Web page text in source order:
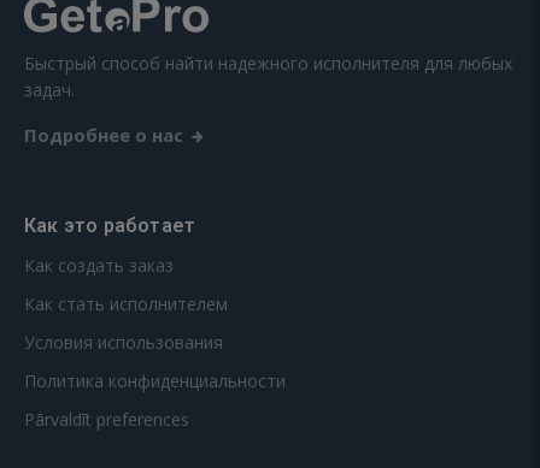
Быстрый способ найти надежного исполнителя для любых
задач.
Подробнее о нас
Как это работает
Как создать заказ
Как стать исполнителем
Условия использования
Политика конфиденциальности
Pārvaldīt preferences